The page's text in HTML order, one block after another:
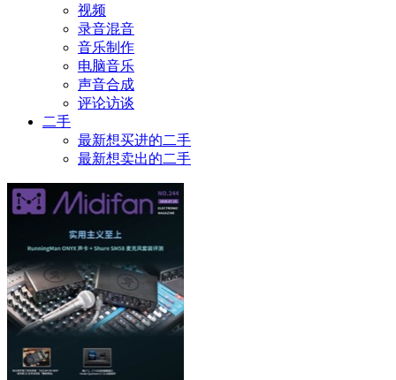
视频
录音混音
音乐制作
电脑音乐
声音合成
评论访谈
二手
最新想买进的二手
最新想卖出的二手